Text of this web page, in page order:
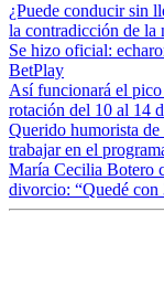
¿Puede conducir sin
la contradicción de la
Se hizo oficial:
BetPlay
Así funcionará el
rotación del 10 al 14
Querido humorista de
trabajar en el
María Cecilia Botero
divorcio: “Quedé con